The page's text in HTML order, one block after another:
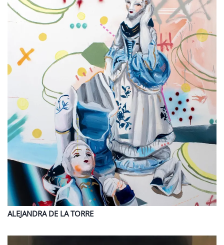
ALEJANDRA DE LA TORRE